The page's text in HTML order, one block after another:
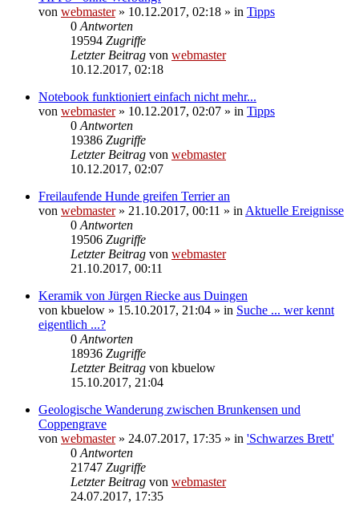
von webmaster» 10.12.2017, 02:18 » in Tipps
0 Antworten
19594 Zugriffe
Letzter Beitrag von webmaster
10.12.2017, 02:18
Notebook funktioniert einfach nicht mehr...
von webmaster» 10.12.2017, 02:07 » in Tipps
0 Antworten
19386 Zugriffe
Letzter Beitrag von webmaster
10.12.2017, 02:07
Freilaufende Hunde greifen Terrier an
von webmaster» 21.10.2017, 00:11 » in Aktuelle Ereignisse
0 Antworten
19506 Zugriffe
Letzter Beitrag von webmaster
21.10.2017, 00:11
Keramik von Jürgen Riecke aus Duingen
von kbuelow » 15.10.2017, 21:04 » in Suche ... wer kennt
eigentlich ...?
0 Antworten
18936 Zugriffe
Letzter Beitrag von kbuelow
15.10.2017, 21:04
Geologische Wanderung zwischen Brunkensen und
Coppengrave
von webmaster» 24.07.2017, 17:35 » in 'Schwarzes Brett'
0 Antworten
21747 Zugriffe
Letzter Beitrag von webmaster
24.07.2017, 17:35